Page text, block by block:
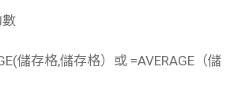
儲存格,儲存格）或 =AVERAGE（儲